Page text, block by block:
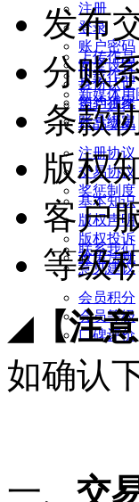
注册
登录
账户密码
安全设置
身份认证
签约独家
账号绑定
发布
上传作品
下载作品
新媒体用
分账
用户进件
作品交易
条款
注册协议
交易协议
奖惩制度
版权
基本知识
版权声明
版权投诉
政策法规
客户
联系我们
意见建议
等级
会员积分
会员等级
口碑评价
◢ 【注意
如确认
一、 交